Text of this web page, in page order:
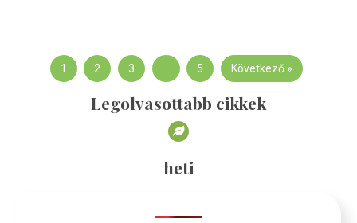
1 2 3 … 5 Következő »
Legolvasottabb cikkek
heti